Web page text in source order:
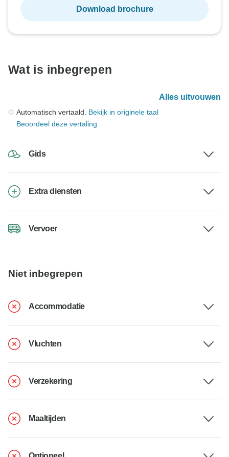
Download brochure
Wat is inbegrepen
Alles uitvouwen
Automatisch vertaald. Bekijk in originele taal
Beoordeel deze vertaling
Gids
Extra diensten
Vervoer
Niet inbegrepen
Accommodatie
Vluchten
Verzekering
Maaltijden